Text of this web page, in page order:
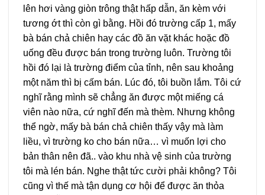
lên hơi vàng giòn trông thật hấp dẫn, ăn kèm với
tương ớt thì còn gì bằng. Hồi đó trường cấp 1, mấy
bà bán chả chiên hay các đồ ăn vặt khác hoặc đồ
uống đều được bán trong trường luôn. Trường tôi
hồi đó lại là trường điểm của tỉnh, nên sau khoảng
một năm thì bị cấm bán. Lúc đó, tôi buồn lắm. Tôi cứ
nghĩ rằng mình sẽ chẳng ăn được một miếng cá
viên nào nữa, cứ nghĩ đến mà thèm. Nhưng không
thể ngờ, mấy bà bán chả chiên thấy vậy mà làm
liều, vì trường ko cho bán nữa… vì muốn lợi cho
bản thân nên đã.. vào khu nhà vệ sinh của trường
tôi mà lén bán. Nghe thật tức cười phải không? Tôi
cũng vì thế mà tận dụng cơ hội để được ăn thỏa